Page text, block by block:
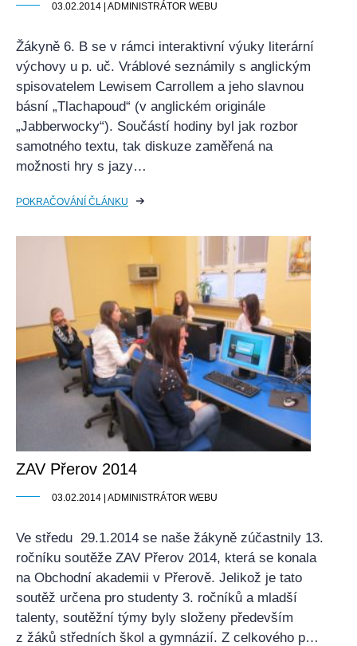
03.02.2014 | ADMINISTRÁTOR WEBU
Žákyně 6. B se v rámci interaktivní výuky literární
výchovy u p. uč. Vráblové seznámily s anglickým
spisovatelem Lewisem Carrollem a jeho slavnou
básní „Tlachapoud“ (v anglickém originále
„Jabberwocky“). Součástí hodiny byl jak rozbor
samotného textu, tak diskuze zaměřená na
možnosti hry s jazy…
POKRAČOVÁNÍ ČLÁNKU
ZAV Přerov 2014
03.02.2014 | ADMINISTRÁTOR WEBU
Ve středu 29.1.2014 se naše žákyně zúčastnily 13.
ročníku soutěže ZAV Přerov 2014, která se konala
na Obchodní akademii v Přerově. Jelikož je tato
soutěž určena pro studenty 3. ročníků a mladší
talenty, soutěžní týmy byly složeny především
z žáků středních škol a gymnázií. Z celkového p…